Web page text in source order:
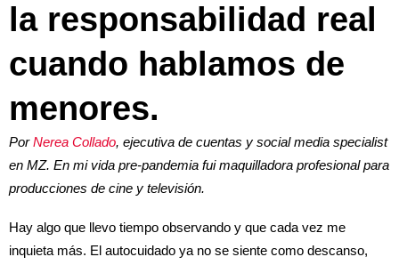
la responsabilidad real
cuando hablamos de
menores.
PorNerea Collado, ejecutiva de cuentas y social media specialist
en MZ. En mi vida pre-pandemia fui maquilladora profesional para
producciones de cine y televisión.
Hay algo que llevo tiempo observando y que cada vez me
inquieta más. El autocuidado ya no se siente como descanso,